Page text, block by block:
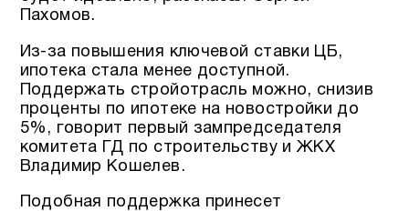
Пахомов.
Из-за повышения ключевой ставки ЦБ,
ипотека стала менее доступной.
Поддержать стройотрасль можно, снизив
проценты по ипотеке на новостройки до
5%, говорит первый зампредседателя
комитета ГД по строительству и ЖКХ
Владимир Кошелев.
Подобная поддержка принесет